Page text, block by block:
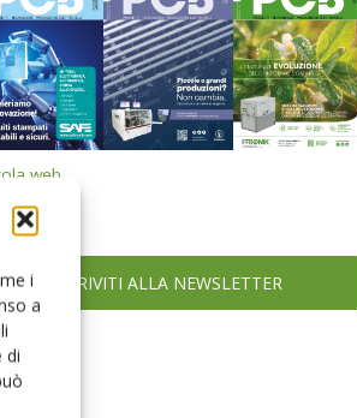
i
a
di
web
ISCRIVITI ALLA NEWSLETTER